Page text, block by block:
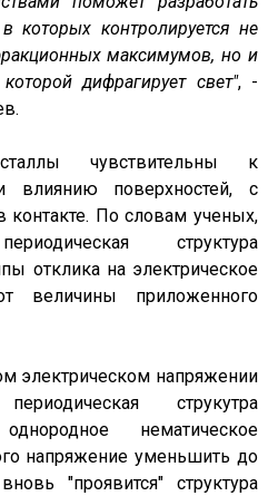
которых контролируется не
максимумов, но и
дифрагирует свет", -
чувствительны к
влиянию поверхностей, с
контакте. По словам ученых,
структура
отклика на электрическое
величины приложенного
электрическом напряжении
струкутра
нематическое
напряжение уменьшить до
"проявится" структура